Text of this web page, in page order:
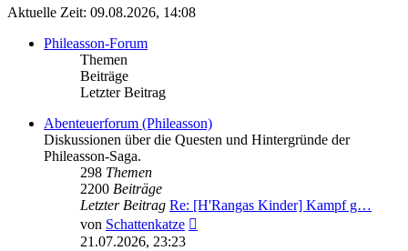
Aktuelle Zeit: 09.08.2026, 14:08
Phileasson-Forum
Themen
Beiträge
Letzter Beitrag
Abenteuerforum (Phileasson)
Diskussionen über die Questen und Hintergründe der
Phileasson-Saga.
298 Themen
2200 Beiträge
Letzter Beitrag Re: [H'Rangas Kinder] Kampf g…
von Schattenkatze
21.07.2026, 23:23